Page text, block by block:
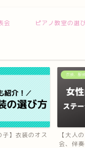
会 ピアノ教室の選
奏会、発表
オススメサ
き放...